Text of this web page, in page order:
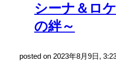
シーナ＆ロ
の絆～
posted on 2023年8月9日,